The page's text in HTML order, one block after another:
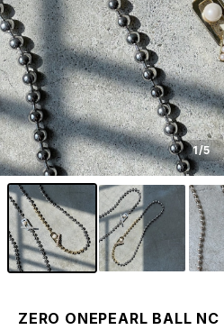
1/5
ZERO ONEPEARL BALL NC